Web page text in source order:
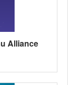
Alliance